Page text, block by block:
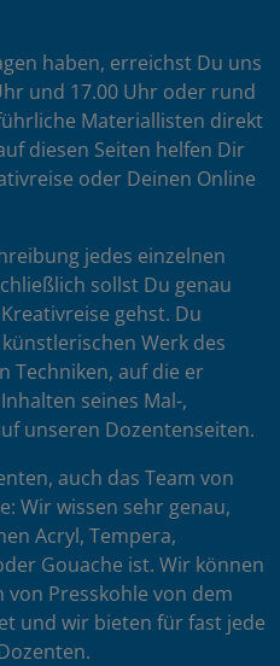
haben, erreichst Du uns
und 17.00 Uhr oder rund
Materiallisten direkt
diesen Seiten helfen Dir
oder Deinen Online
jedes einzelnen
sollst Du genau
gehst. Du
Werk des
Techniken, auf die er
seines Mal-,
unseren Dozentenseiten.
auch das Team von
Wir wissen sehr genau,
Acryl, Tempera,
Gouache ist. Wir können
von Presskohle von dem
und wir bieten für fast jede